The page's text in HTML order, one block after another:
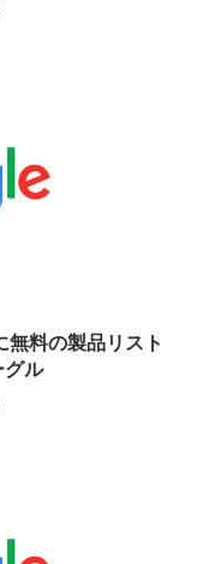
料の製品リスト
ル